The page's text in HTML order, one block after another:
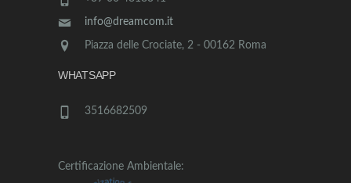
info@dreamcom.it
Piazza delle Crociate, 2 - 00162 Roma
WHATSAPP
3516682509
Certificazione Ambientale: